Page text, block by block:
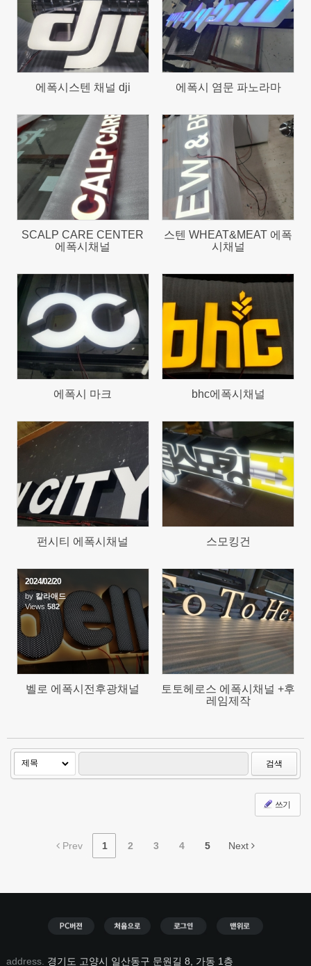
619
에폭시스텐 채널 dji
653
에폭시 염문 파노라마
SCALP CARE CENTER
에폭시채널
606
스텐 WHEAT&MEAT 에폭
시채널
633
에폭시 마크
578
bhc에폭시채널
펀시티 에폭시채널
2291
스모킹건
2024/02/20
by칼라애드
Views582
벨로 에폭시전후광채널
894
토토헤로스 에폭시채널 +후
레임제작
검색
쓰기
Prev 1 2 3 4 5 Next
address. 경기도 고양시 일산동구 문원길 8, 가동 1층